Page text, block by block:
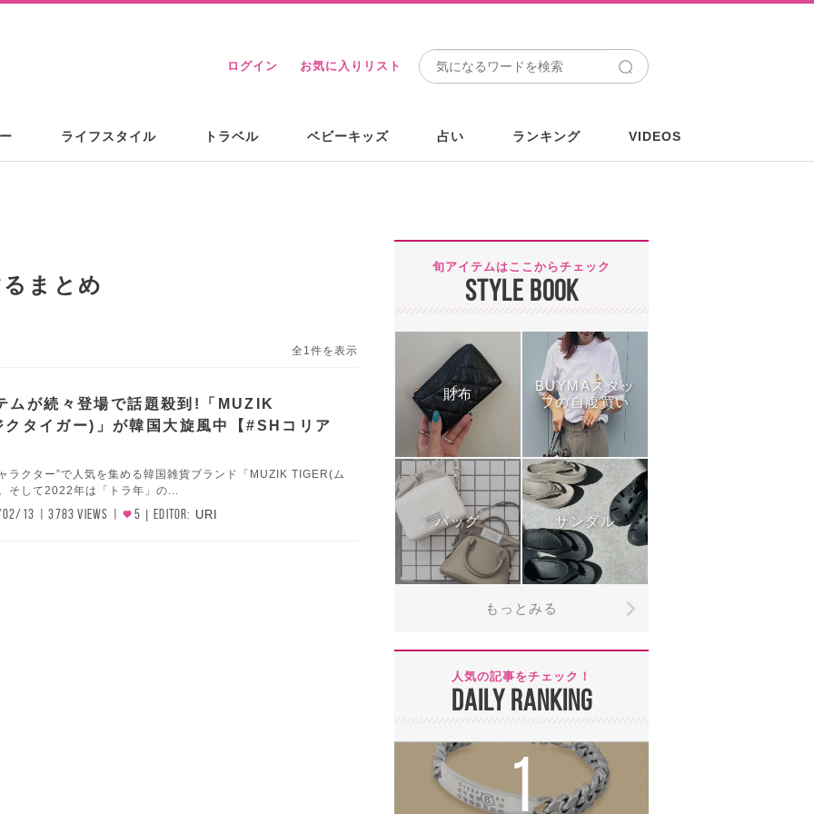
ログイン お気に入りリスト
ライフスタイル トラベル ベビーキッズ 占い ランキング VIDEOS
まとめ
全1件を表示
ムが続々登場で話題殺到!「MUZIK
タイガー)」が韓国大旋風中【#SHコリア
ラクター”で人気を集める韓国雑貨ブランド「MUZIK TIGER(ム
そして2022年は「トラ年」の...
13 3783 VIEWS 5 EDITOR: URI
旬アイテムはここからチェック
STYLE BOOK
財布
BUYMAスタッ
フの自腹買い
バッグ サンダル
もっとみる
人気の記事をチェック！
DAILY RANKING
1